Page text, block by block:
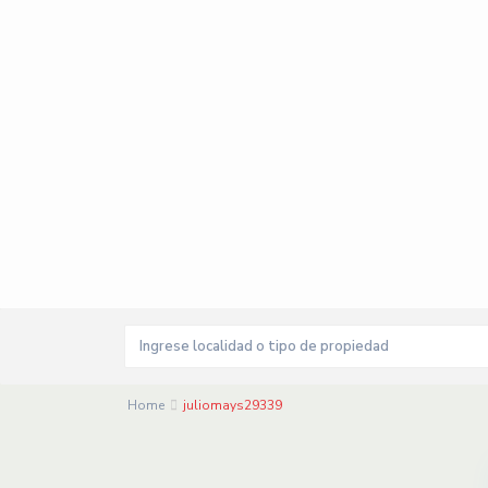
Home juliomays29339